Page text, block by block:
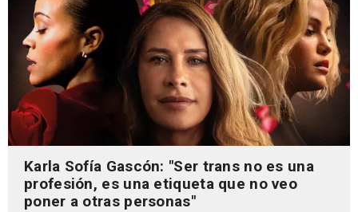
Karla Sofía Gascón: "Ser trans no es una
profesión, es una etiqueta que no veo
poner a otras personas"